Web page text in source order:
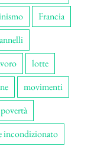
Francia
lotte
movimenti
povertà
incondizionato